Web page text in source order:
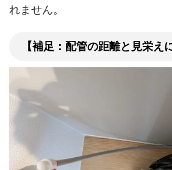
れません。
【補足：配管の距離と見栄え